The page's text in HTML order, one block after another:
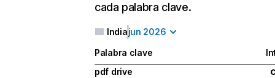
cada palabra clave.
Indiajun 2026
Palabra clave
pdf drive